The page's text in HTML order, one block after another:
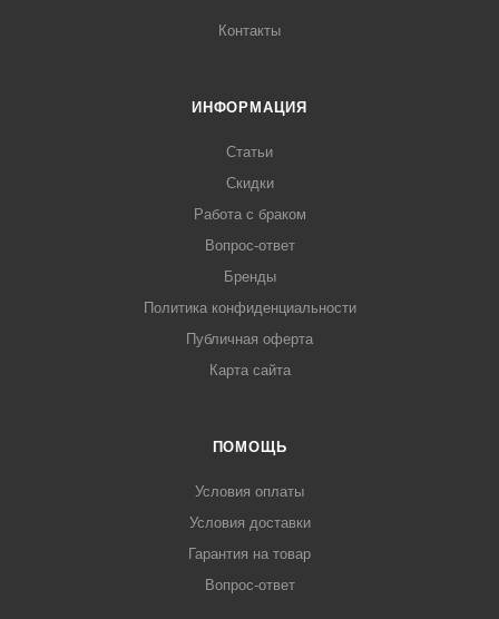
Контакты
ИНФОРМАЦИЯ
Статьи
Скидки
Работа с браком
Вопрос-ответ
Бренды
Политика конфиденциальности
Публичная оферта
Карта сайта
ПОМОЩЬ
Условия оплаты
Условия доставки
Гарантия на товар
Вопрос-ответ